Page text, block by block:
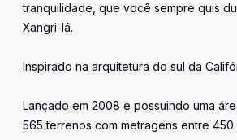
tranquilidade, que você sempre quis
Xangri-lá.
Inspirado na arquitetura do sul da
Lançado em 2008 e possuindo uma
565 terrenos com metragens entre 450